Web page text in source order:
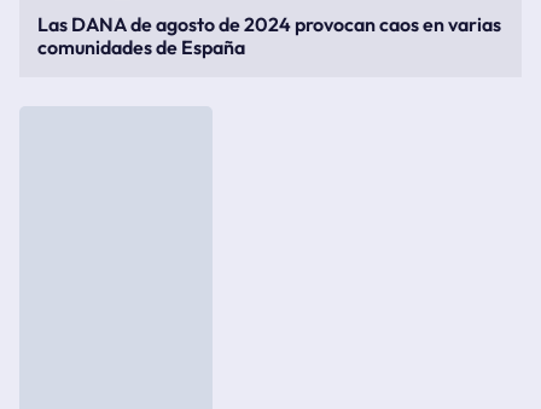
Las DANA de agosto de 2024 provocan caos en varias
comunidades de España